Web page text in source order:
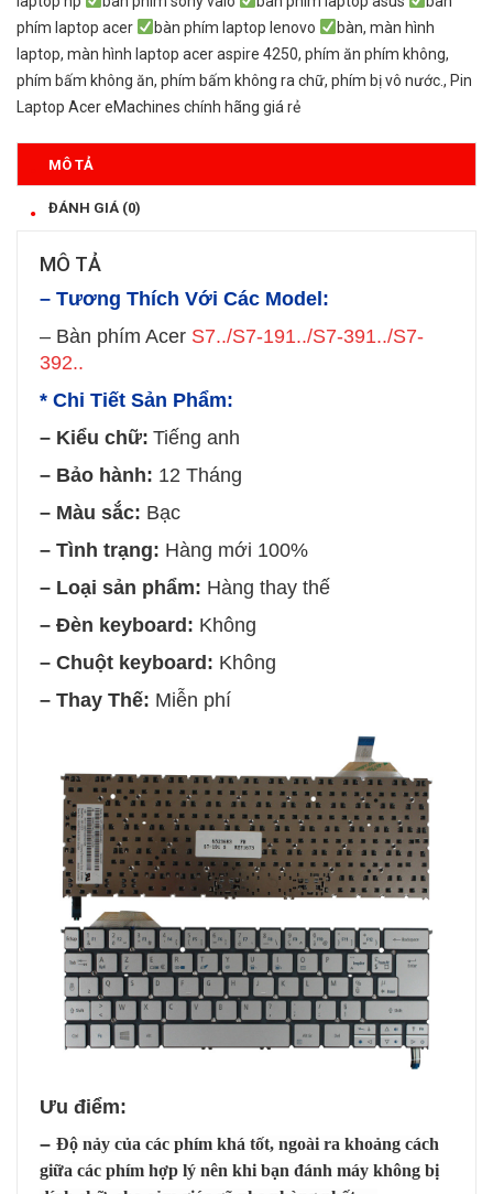
phím laptop acer
bàn phím laptop lenovo bàn, màn hình
laptop, màn hình laptop acer aspire 4250, phím ăn phím không,
phím bấm không ăn, phím bấm không ra chữ, phím bị vô nước., ​Pin
Laptop Acer eMachines​ chính hãng giá rẻ
MÔ TẢ
ĐÁNH GIÁ (0)
MÔ TẢ
– Tương Thích Với Các Model:
– Bàn phím Acer S7../S7-191../S7-391../S7-
392..
* Chi Tiết Sản Phẩm:
– Kiểu chữ: Tiếng anh
– Bảo hành: 12 Tháng
– Màu sắc: Bạc
– Tình trạng: Hàng mới 100%
– Loại sản phẩm: Hàng thay thế
– Đèn keyboard: Không
– Chuột keyboard: Không
– Thay Thế: Miễn phí
Ưu điểm:
– Độ nảy của các phím khá tốt, ngoài ra khoảng cách
giữa các phím hợp lý nên khi bạn đánh máy không bị